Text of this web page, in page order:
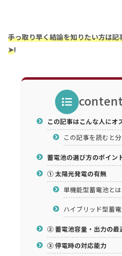
手っ取り早く結論を知りたい方は
➤!
この記事はこんな人にオ
この記事を読むと
蓄電池の選び方のポイン
① 太陽光発電の有無
単機能型蓄電池とは
ハイブリッド型蓄
② 蓄電池容量・出力の最
③ 停電時の対応能力